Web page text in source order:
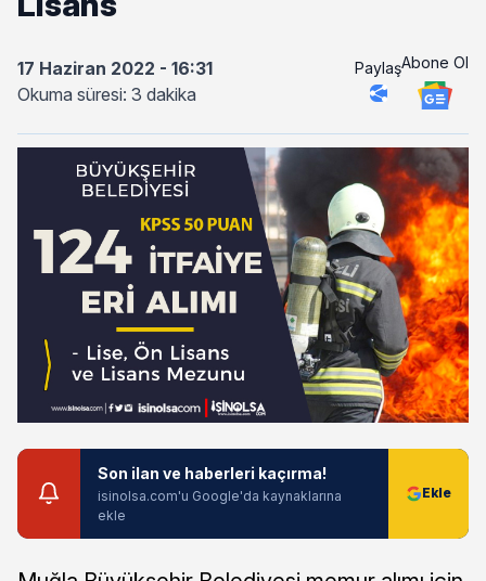
17 Haziran 2022 - 16:31
Okuma süresi: 3 dakika
PaylaşAbone Ol
Son ilan ve haberleri kaçırma!
isinolsa.com'u Google'da kaynaklarına
ekle